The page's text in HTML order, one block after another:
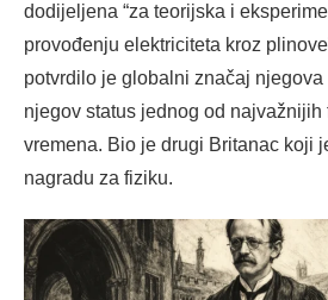
dodijeljena “za teorijska i
provođenju elektriciteta kroz
potvrdilo je globalni značaj
njegov status jednog od najvažnijih
vremena. Bio je drugi Britanac koji
nagradu za fiziku.